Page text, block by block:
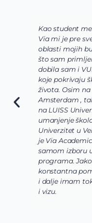
Kao student
Via mi je pre
oblasti mojih
što sam
dobila sam i
koje pokrivaju
života. Osim
Amsterdam ,
na LUISS
umanjenje
Univerzitet u
je Via
samom izboru
programa.
konstantna
i dalje imam
i vizu.